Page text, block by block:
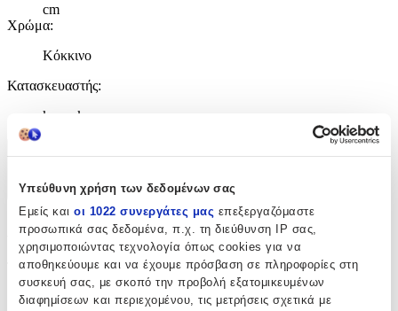
Υπεύθυνη χρήση των δεδομένων σας
Εμείς και οι 1022 συνεργάτες μας επεξεργαζόμαστε
προσωπικά σας δεδομένα, π.χ. τη διεύθυνση IP σας,
χρησιμοποιώντας τεχνολογία όπως cookies για να
αποθηκεύουμε και να έχουμε πρόσβαση σε πληροφορίες στη
συσκευή σας, με σκοπό την προβολή εξατομικευμένων
διαφημίσεων και περιεχομένου, τις μετρήσεις σχετικά με
cm
Χρώμα:
Κόκκινο
Κατασκευαστής:
koupakoupa
Χαρακτηριστικά
+
Χαρακτηριστικά
Τύπος:
Μπρελόκ